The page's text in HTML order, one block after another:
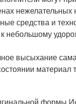
нежелательных
средства и
к небольшому
высыхание
материал